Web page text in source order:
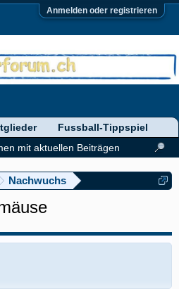
Anmelden oder registrieren
Nachwuchs
mit aktuellen Beiträgen
Fussball-Tippspiel